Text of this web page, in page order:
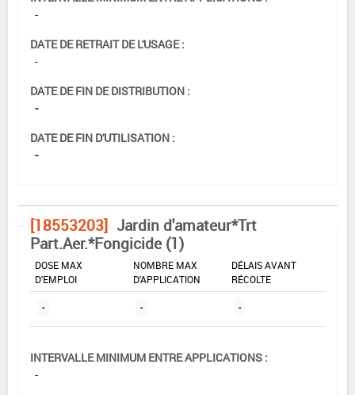
-
DATE DE RETRAIT DE L'USAGE :
-
DATE DE FIN DE DISTRIBUTION :
-
DATE DE FIN D'UTILISATION :
-
[18553203] Jardin d'amateur*Trt
Part.Aer.*Fongicide (1)
DOSE MAX
D'EMPLOI
NOMBRE MAX
D'APPLICATION
DÉLAIS AVANT
RÉCOLTE
- - -
INTERVALLE MINIMUM ENTRE APPLICATIONS :
-